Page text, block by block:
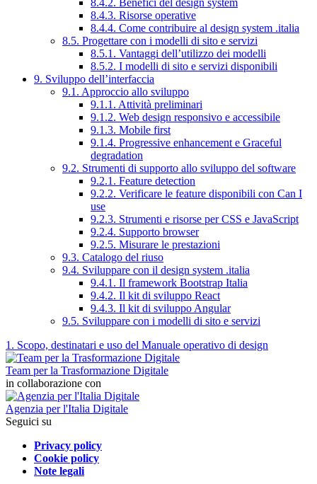
8.4.3. Risorse operative
8.4.4. Come contribuire al design system .italia
8.5. Progettare con i modelli di sito e servizi
8.5.1. Vantaggi dell’utilizzo dei modelli
8.5.2. I modelli di sito e servizi disponibili
9. Sviluppo dell’interfaccia
9.1. Approccio allo sviluppo
9.1.1. Attività preliminari
9.1.2. Web design responsivo e accessibile
9.1.3. Mobile first
9.1.4. Progressive enhancement e Graceful
degradation
9.2. Strumenti di supporto allo sviluppo del software
9.2.1. Feature detection
9.2.2. Verificare le feature disponibili con Can I
use
9.2.3. Strumenti e risorse per CSS e JavaScript
9.2.4. Supporto browser
9.2.5. Misurare le prestazioni
9.3. Catalogo del riuso
9.4. Sviluppare con il design system .italia
9.4.1. Il framework Bootstrap Italia
9.4.2. Il kit di sviluppo React
9.4.3. Il kit di sviluppo Angular
9.5. Sviluppare con i modelli di sito e servizi
1. Scopo, destinatari e uso del Manuale operativo di design
Team per la Trasformazione Digitale
in collaborazione con
Agenzia per l'Italia Digitale
Seguici su
Privacy policy
Cookie policy
Note legali